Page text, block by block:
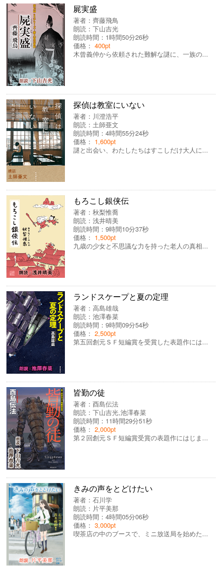
屍実盛
著者：齊藤飛鳥
朗読：下山吉光
朗読時間：1時間50分26秒
価格：400pt
木曾義仲から依頼された難解な謎に、一族の...
探偵は教室にいない
著者： 川澄浩平
朗読：土師亜文
朗読時間：4時間55分24秒
価格： 1,600pt
謎と出会い、わたしたちはすこしだけ大人に...
もろこし銀侠伝
著者：秋梨惟喬
朗読：浅井晴美
朗読時間：9時間10分37秒
価格： 1,500pt
九歳の少女と不思議な力を持った老人の真相...
ランドスケープと夏の定理
著者：高島雄哉
朗読：池澤春菜
朗読時間：9時間09分54秒
価格：2,500pt
第五回創元ＳＦ短編賞を受賞した表題作には...
皆勤の徒
著者：酉島伝法
朗読：下山吉光,池澤春菜
朗読時間：11時間29分51秒
価格：2,000pt
第２回創元ＳＦ短編賞受賞の表題作にはじま...
きみの声をとどけたい
著者：石川学
朗読： 片平美那
朗読時間：4時間05分06秒
価格：3,000pt
喫茶店の中のブースで、ミニ放送局を始めた...